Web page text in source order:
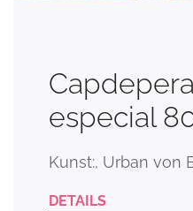
especial
Kunst:, Urban von
DETAILS